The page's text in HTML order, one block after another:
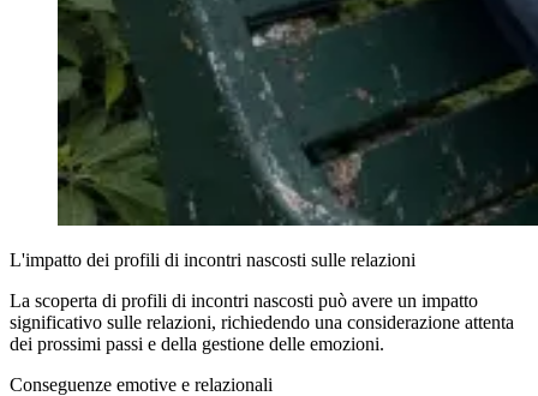
L'impatto dei profili di incontri nascosti sulle relazioni
La scoperta di profili di incontri nascosti può avere un impatto
significativo sulle relazioni, richiedendo una considerazione attenta
dei prossimi passi e della gestione delle emozioni.
Conseguenze emotive e relazionali